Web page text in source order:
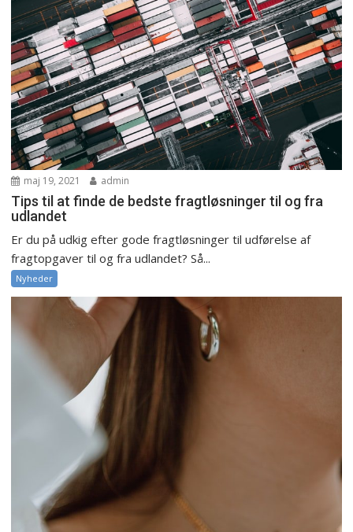
maj 19, 2021 admin
Tips til at finde de bedste fragtløsninger til og fra
udlandet
Er du på udkig efter gode fragtløsninger til udførelse af
fragtopgaver til og fra udlandet? Så...
Nyheder